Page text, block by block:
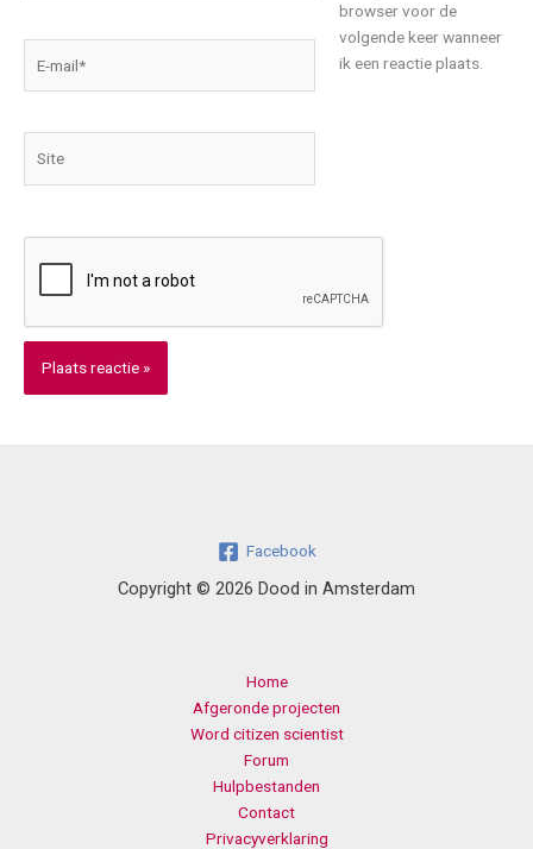
mail*
browser voor de
volgende keer wanneer
ik een reactie plaats.
Facebook
Copyright © 2026 Dood in Amsterdam
Home
Afgeronde projecten
Word citizen scientist
Forum
Hulpbestanden
Contact
Privacyverklaring